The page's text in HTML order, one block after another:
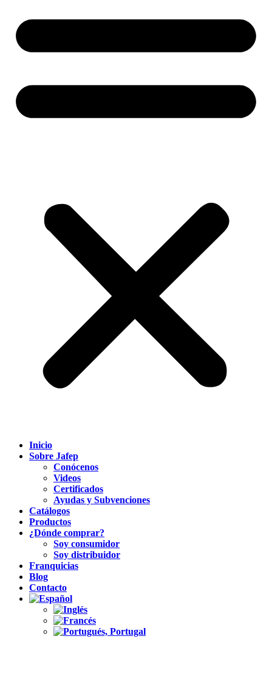
Inicio
Sobre Jafep
Conócenos
Videos
Certificados
Ayudas y Subvenciones
Catálogos
Productos
¿Dónde comprar?
Soy consumidor
Soy distribuidor
Franquicias
Blog
Contacto